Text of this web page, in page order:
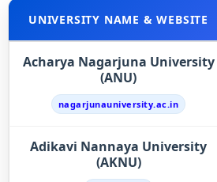
UNIVERSITY NAME & WEBSITE
Acharya Nagarjuna University
(ANU)
nagarjunauniversity.ac.in
Adikavi Nannaya University
(AKNU)